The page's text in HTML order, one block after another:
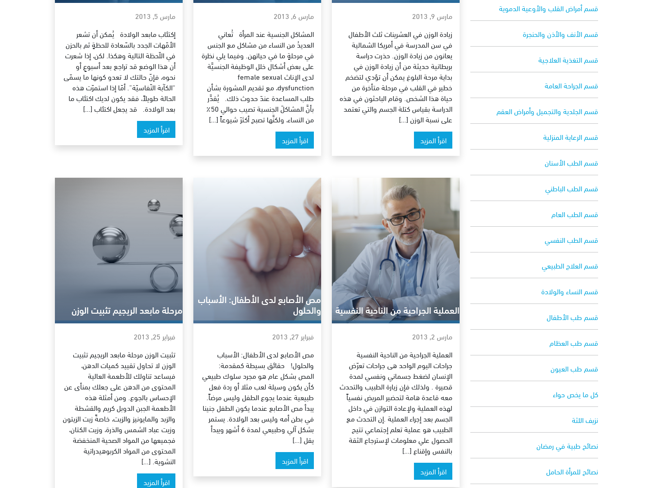
قسم أمراض القلب والأوعية الدموية
قسم الأنف والأذن والحنجرة
قسم التغذية العلاجية
قسم الجراحة العامة
قسم الجلدية والتجميل وأمراض العقم
قسم الرعاية المنزلية
قسم الطب الأسنان
قسم الطب الباطني
قسم الطب العام
قسم الطب النفسي
قسم العلاج الطبيعي
قسم النساء والولادة
قسم طب الأطفال
قسم طب العظام
قسم طب العيون
كل ما يخص حواء
نزيف اللثة
نصائح طبية في رمضان
نصائح للمرأة الحامل
مارس 9, 2013
زيادة الوزن في العشرينات ثلث الأطفال
في سن المدرسة في أمريكا الشمالية
يعانون من زيادة الوزن. حذرت دراسة
بريطانية حديثة من أن زيادة الوزن في
بداية مرحة البلوغ يمكن أن تؤدي لتضخم
خطير في القلب في مرحلة متأخرة من
حياة هذا الشخص. وقام الباحثون في هذه
الدراسة بقياس كتلة الجسم والتي تعتمد
على نسبة الوزن […]
اقرأ المزيد
مارس 6, 2013
المشاكل الجنسية عند المرأة تُعاني
العديدُ من النساء من مشاكل مع الجنس
في مرحلةٍ ما في حياتهن. وفيما يلي نظرة
على بعض أشكال خلل الوظيفة الجنسيَّة
لدى الإناث female sexual
dysfunction، مع تقديم المشورة بشأن
طلب المساعدة عندَ حدوث ذلك. يُقدَّر
بأنَّ المشاكلَ الجنسية تصيب حوالي 50٪
من النساء، ولكنَّها تصبح أكثرَ شيوعاً […]
اقرأ المزيد
مارس 5, 2013
إكتئاب مابعد الولادة يُمكن أن تشعر
الأمّهات الجدد بالسّعادة للحظةٍ ثم بالحزن
في اللّحظة التالية وهكذا. لكن، إذا شعرت
أن هذا الوضع قد تراجع بعد أسبوعٍ أو
نحوه، فإنّ حالتك لا تعدو كونها ما يسمّى
“الكآبة النّفاسيّة”. أمّا إذا استمرّت هذه
الحالة طويلاً، فقد يكون لديك اكتئاب ما
بعد الولادة. قد يجعل اكتئاب […]
اقرأ المزيد
العملية الجراحية من الناحية النفسية
مارس 2, 2013
العملية الجراحية من الناحية النفسية
جراحات اليوم الواحد هى جراحات تعرّض
الإنسان لضغط جسماني ونفسي لمدة
قصيرة . ولذلك فإن زيارة الطبيب والتحدث
معه قاعدة هامة لتحضير المريض نفسياً
لهذه العملية ولإعادة التوازن في داخل
الجسم بعد إجراء العملية .إن التحدث مع
الطبيب هو عملية تعلم إجتماعي تتيح
الحصول علي معلومات لإسترجاع الثقة
بالنفس وإقناع […]
اقرأ المزيد
مص الأصابع لدى الأطفال: الأسباب
والحلول
فبراير 27, 2013
مص الأصابع لدى الأطفال: الأسباب
والحلول! حقائق بسيطة كمقدمة:
المص بشكل عام هو مجرد سلوك طبيعي
كأن يكون وسيلة لعب مثلا أو ردة فعل
طبيعية عندما يجوع الطفل وليس مرضاً.
يبدأ مص الأصابع عندما يكون الطفل جنينا
في بطن أمه وليس بعد الولادة. يستمر
بشكل آلي وطبيعي لمدة 6 أشهر ويبدأ
يقل […]
اقرأ المزيد
مرحلة مابعد الريجيم تثبيت الوزن
فبراير 25, 2013
تثبيت الوزن مرحلة مابعد الريجيم تثبيت
الوزن لا تحاول تقييد كميات الدهن،
فيساعد تناولك للأطعمة العالية
المحتوى من الدهن على جعلك بمنأى عن
الإحساس بالجوع. ومن أمثلة هذه
الأطعمة الجبن الدوبل كريم والقشطة
والزبد والمايونيز والزيت، خاصةً زيت الزيتون
وزيت عباد الشمس والذرة، وزيت الكتان،
فجميعها من المواد الصحية المنخفضة
المحتوى من المواد الكربوهيدراتية
النشوية. […]
اقرأ المزيد